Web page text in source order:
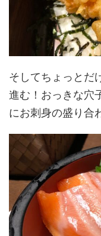
そしてちょっとだ
進む！おっきな穴
にお刺身の盛り合